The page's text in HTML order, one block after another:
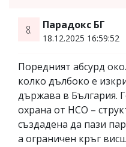
8. Парадокс БГ
18.12.2025 16:59:52
Поредният абсурд
колко дълбоко е
държава в България.
охрана от НСО –
създадена да пази
а ограничен кръг